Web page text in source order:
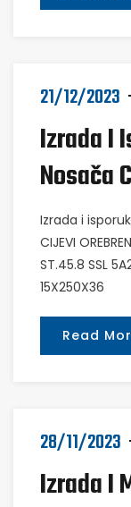
21/12/2023
Izrada I
Nosača
Izrada i
CIJEVI
ST.45.8 SSL
15X250X36
Read
28/11/2023
Izrada I